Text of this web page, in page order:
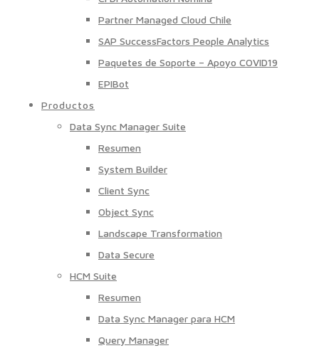
Partner Managed Cloud Chile
SAP SuccessFactors People Analytics
Paquetes de Soporte – Apoyo COVID19
EPIBot
Productos
Data Sync Manager Suite
Resumen
System Builder
Client Sync
Object Sync
Landscape Transformation
Data Secure
HCM Suite
Resumen
Data Sync Manager para HCM
Query Manager